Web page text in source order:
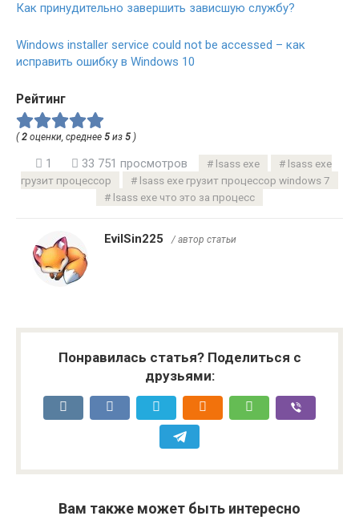
Как принудительно завершить зависшую службу?
Windows installer service could not be accessed – как
исправить ошибку в Windows 10
Рейтинг
( 2 оценки, среднее 5 из 5 )
1 33 751 просмотров lsass exe
lsass exe
грузит процессор
lsass exe грузит процессор windows 7
lsass exe что это за процесс
EvilSin225 / автор статьи
Понравилась статья? Поделиться с
друзьями:
Вам также может быть интересно